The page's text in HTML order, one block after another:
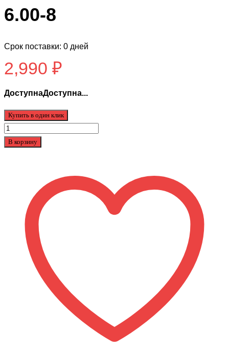
6.00-8
Срок поставки: 0 дней
2,990 ₽
ДоступнаДоступна...
Купить в один клик
Количество
товара
В корзину